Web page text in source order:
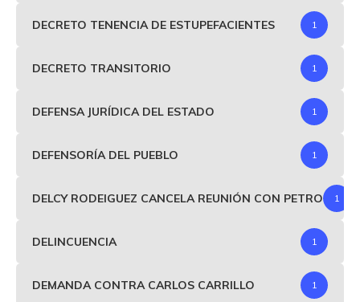
DECRETO TENENCIA DE ESTUPEFACIENTES 1
DECRETO TRANSITORIO 1
DEFENSA JURÍDICA DEL ESTADO 1
DEFENSORÍA DEL PUEBLO 1
DELCY RODEIGUEZ CANCELA REUNIÓN CON PETRO 1
DELINCUENCIA 1
DEMANDA CONTRA CARLOS CARRILLO 1